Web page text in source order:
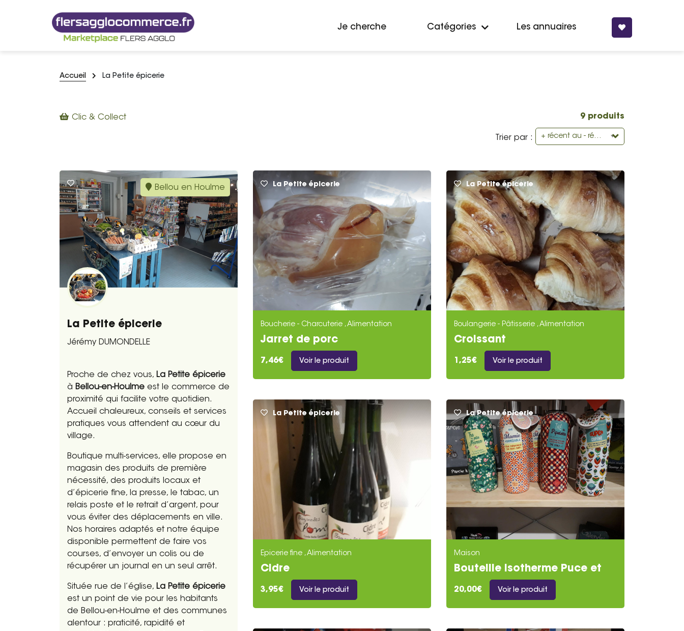
Je cherche Catégories Les annuaires
Accueil La Petite épicerie
Clic & Collect 9 produits
Trier par : + récent au - récent
Bellou en Houlme
La Petite épicerie
Jérémy DUMONDELLE
Proche de chez vous, La Petite épicerie
à Bellou-en-Houlme est le commerce de
proximité qui facilite votre quotidien.
Accueil chaleureux, conseils et services
pratiques vous attendent au cœur du
village.
Boutique multi-services, elle propose en
magasin des produits de première
nécessité, des produits locaux et
d’épicerie fine, la presse, le tabac, un
relais poste et le retrait d’argent, pour
vous éviter des déplacements en ville.
Nos horaires adaptés et notre équipe
disponible permettent de faire vos
courses, d’envoyer un colis ou de
récupérer un journal en un seul arrêt.
Située rue de l’église, La Petite épicerie
est un point de vie pour les habitants
de Bellou-en-Houlme et des communes
alentour : praticité, rapidité et
La Petite épicerie
Boucherie - Charcuterie , Alimentation
Jarret de porc
7,46€ Voir le produit
La Petite épicerie
Boulangerie - Pâtisserie , Alimentation
Croissant
1,25€ Voir le produit
La Petite épicerie
Epicerie fine , Alimentation
Cidre
3,95€ Voir le produit
La Petite épicerie
Maison
Bouteille Isotherme Puce et
20,00€ Voir le produit